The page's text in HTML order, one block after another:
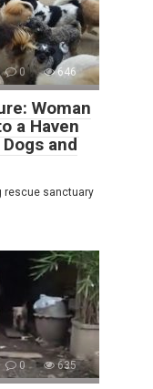
0 646
Woman
a Haven
and
rescue sanctuary
0 635